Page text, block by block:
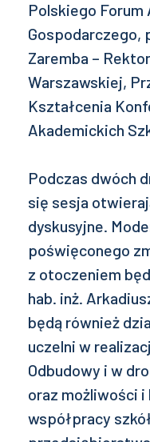
Polskiego
Gospodarczego,
Zaremba –
Warszawskiej,
Kształcenia
Akademickich
Podczas dwóch
się sesja
dyskusyjne.
poświęconego
z otoczeniem
hab. inż.
będą również
uczelni w
Odbudowy i w
oraz możliwości
współpracy